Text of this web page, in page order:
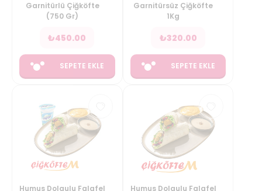
Garnitürlü Çiğköfte
(750 Gr)
₺450.00
SEPETE EKLE
Garnitürsüz Çiğköfte
1Kg
₺320.00
SEPETE EKLE
Humus Dolgulu Falafel Humus Dolgulu Falafel